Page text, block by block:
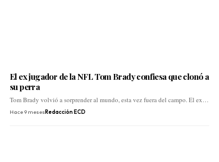
El ex jugador de la NFL Tom Brady confiesa que clonó a
su perra
Tom Brady volvió a sorprender al mundo, esta vez fuera del campo. El ex…
Hace 9 meses Redacción ECD